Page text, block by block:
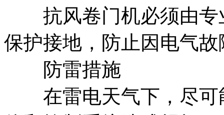
抗风卷门机必须由专
保护接地，防止因电气
防雷措施
在雷电天气下，尽可